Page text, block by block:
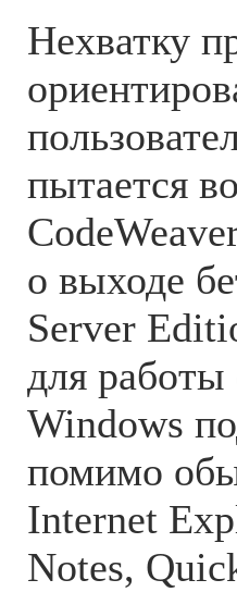
Нехватку
пытается
о выходе
Server
для
Windows
помимо
Internet
Notes,